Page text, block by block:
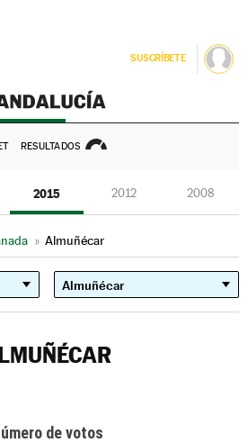
SUSCRÍBETE
RESULTADOS
2015 2012 2008
» Almuñécar
de votos